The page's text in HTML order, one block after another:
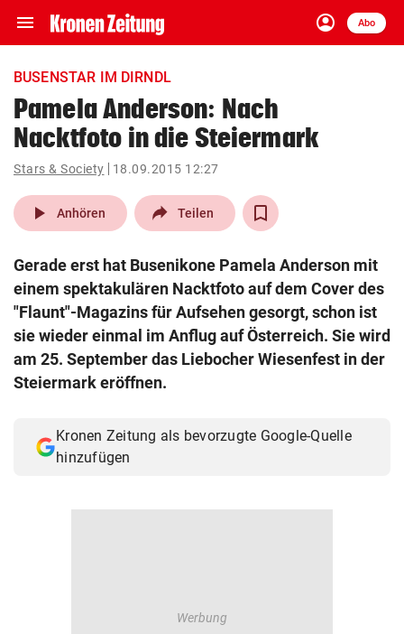
menu Navigation
ein-/ausklappen
account_circle
Anmelden
Abo
close Schließen
account_circle Anmelden
arrow_right
pin_drop
Wien arrow_right
search
Suchbegriff
eingeben
Muthgasse 2, 1190 Wien
BUSENSTAR IM DIRNDL
Pamela Anderson: Nach
Nacktfoto in die Steiermark
Stars & Society 18.09.2015 12:27
play_arrow Anhören Teilen
Gerade erst hat Busenikone Pamela Anderson mit
einem spektakulären Nacktfoto auf dem Cover des
"Flaunt"-Magazins für Aufsehen gesorgt, schon ist
sie wieder einmal im Anflug auf Österreich. Sie wird
am 25. September das Liebocher Wiesenfest in der
Steiermark eröffnen.
Kronen Zeitung als bevorzugte Google-Quelle
hinzufügen